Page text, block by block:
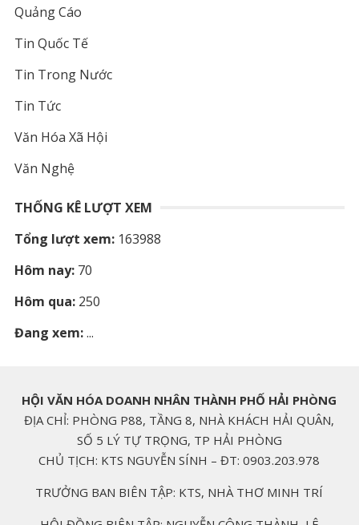
Quảng Cáo
Tin Quốc Tế
Tin Trong Nước
Tin Tức
Văn Hóa Xã Hội
Văn Nghệ
THỐNG KÊ LƯỢT XEM
Tổng lượt xem:163988
Hôm nay:70
Hôm qua:250
Đang xem:...
HỘI VĂN HÓA DOANH NHÂN THÀNH PHỐ HẢI PHÒNG
ĐỊA CHỈ: PHÒNG P88, TẦNG 8, NHÀ KHÁCH HẢI QUÂN,
SỐ 5 LÝ TỰ TRỌNG, TP HẢI PHÒNG
CHỦ TỊCH: KTS NGUYỄN SÍNH – ĐT: 0903.203.978
TRƯỞNG BAN BIÊN TẬP: KTS, NHÀ THƠ MINH TRÍ